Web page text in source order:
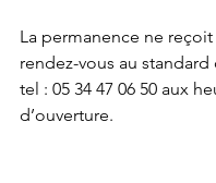
La permanence ne
rendez-vous au standard
tel : 05 34 47 06 50 aux
d’ouverture.